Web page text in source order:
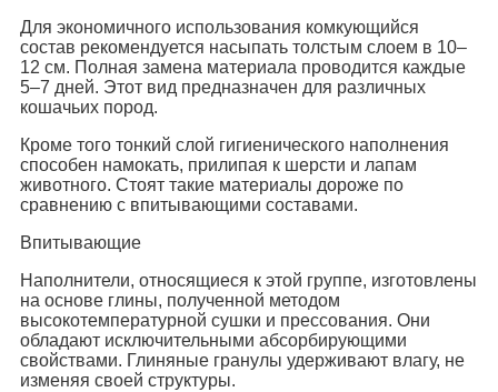
Для экономичного использования комкующийся
состав рекомендуется насыпать толстым слоем в 10–
12 см. Полная замена материала проводится каждые
5–7 дней. Этот вид предназначен для различных
кошачьих пород.
Кроме того тонкий слой гигиенического наполнения
способен намокать, прилипая к шерсти и лапам
животного. Стоят такие материалы дороже по
сравнению с впитывающими составами.
Впитывающие
Наполнители, относящиеся к этой группе, изготовлены
на основе глины, полученной методом
высокотемпературной сушки и прессования. Они
обладают исключительными абсорбирующими
свойствами. Глиняные гранулы удерживают влагу, не
изменяя своей структуры.